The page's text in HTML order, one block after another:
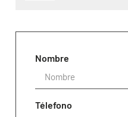
Nombre
Télefono